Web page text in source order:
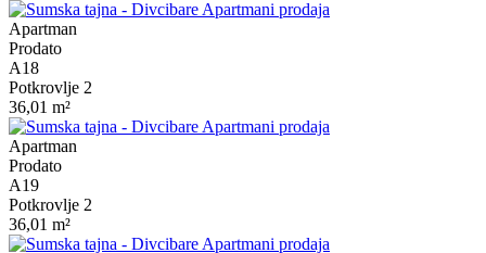
Apartman
Prodato
A18
Potkrovlje 2
36,01 m²
Apartman
Prodato
A19
Potkrovlje 2
36,01 m²